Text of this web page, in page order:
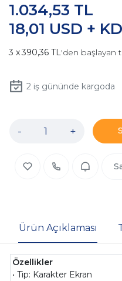
18,01 USD +
1.034,53 TL
390,36 TL'den başlayan
2iş gününde kargoda
- +
Ürün Açıklaması
Özellikler
• Tip: Karakter Ekran